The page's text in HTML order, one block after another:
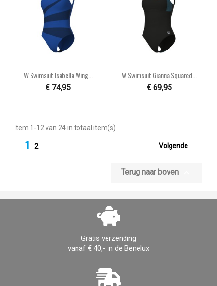
W Swimsuit Isabella Wing...
€ 74,95
W Swimsuit Gianna Squared...
€ 69,95
Item 1-12 van 24 in totaal item(s)
1 2 Volgende
Terug naar boven
Gratis verzending
vanaf € 40,- in de Benelux